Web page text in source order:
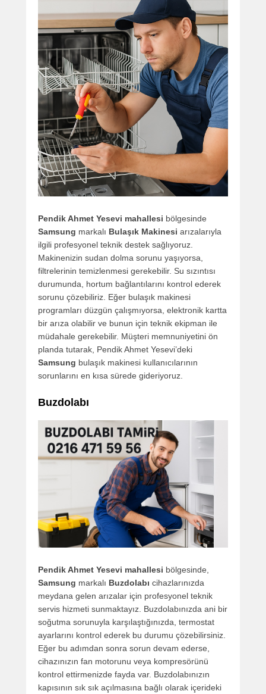
Pendik Ahmet Yesevi mahallesi bölgesinde
Samsung markalı Bulaşık Makinesi arızalarıyla
ilgili profesyonel teknik destek sağlıyoruz.
Makinenizin sudan dolma sorunu yaşıyorsa,
filtrelerinin temizlenmesi gerekebilir. Su sızıntısı
durumunda, hortum bağlantılarını kontrol ederek
sorunu çözebiliriz. Eğer bulaşık makinesi
programları düzgün çalışmıyorsa, elektronik kartta
bir arıza olabilir ve bunun için teknik ekipman ile
müdahale gerekebilir. Müşteri memnuniyetini ön
planda tutarak, Pendik Ahmet Yesevi’deki
Samsung bulaşık makinesi kullanıcılarının
sorunlarını en kısa sürede gideriyoruz.
Buzdolabı
Pendik Ahmet Yesevi mahallesi bölgesinde,
Samsung markalı Buzdolabı cihazlarınızda
meydana gelen arızalar için profesyonel teknik
servis hizmeti sunmaktayız. Buzdolabınızda ani bir
soğutma sorunuyla karşılaştığınızda, termostat
ayarlarını kontrol ederek bu durumu çözebilirsiniz.
Eğer bu adımdan sonra sorun devam ederse,
cihazınızın fan motorunu veya kompresörünü
kontrol ettirmenizde fayda var. Buzdolabınızın
kapısının sık sık açılmasına bağlı olarak içerideki